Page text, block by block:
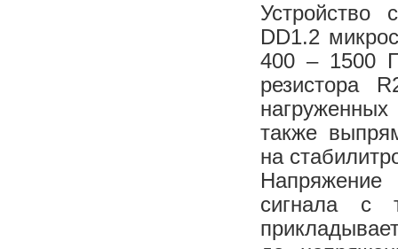
Устройство
DD1.2
400 – 1500
резистора
также
на
сигнала с